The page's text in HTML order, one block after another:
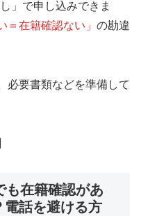
」で申し込みできま
＝在籍確認ない」 の勘違
必要書類などを準備して
も在籍確認があ
電話を避ける方